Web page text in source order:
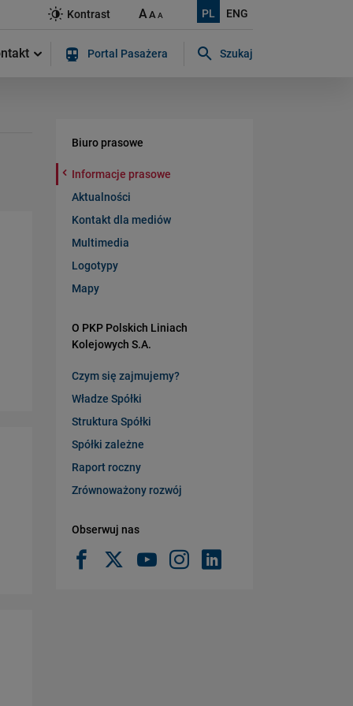
PL ENG
Kontrast AAA
Portal Pasażera Szukaj
Biuro prasowe
Informacje prasowe
Aktualności
Kontakt dla mediów
Multimedia
Logotypy
Mapy
O PKP Polskich Liniach
Kolejowych S.A.
Czym się zajmujemy?
Władze Spółki
Struktura Spółki
Spółki zależne
Raport roczny
Zrównoważony rozwój
Obserwuj nas